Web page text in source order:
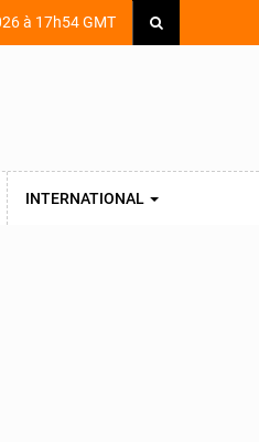
à 17h54 GMT
INTERNATIONAL